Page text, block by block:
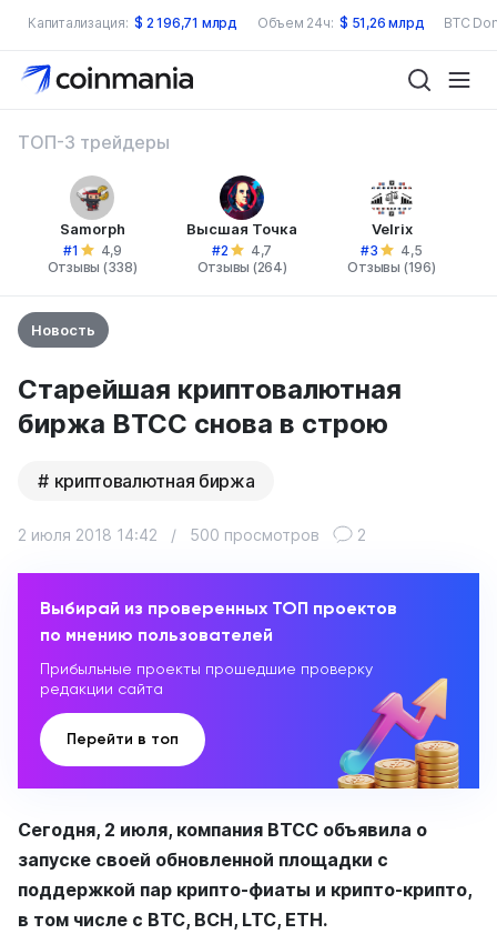
Капитализация: $ 2 196,71 млрд Объем 24ч: $ 51,26 млрд BTC
ТОП-3 трейдеры
Samorph
#1
4,9
Отзывы (338)
Высшая Точка
#2
4,7
Отзывы (264)
Velrix
#3
4,5
Отзывы (196)
Новость
Старейшая криптовалютная
биржа BTCC снова в строю
криптовалютная биржа
2 июля 2018 14:42 / 500 просмотров 2
Выбирай из проверенных ТОП проектов
по мнению пользователей
Прибыльные проекты прошедшие проверку
редакции сайта
Перейти в топ
Сегодня, 2 июля, компания ВТСС объявила о
запуске своей обновленной площадки с
поддержкой пар крипто-фиаты и крипто-крипто,
в том числе с ВТС, ВСН, LTC, ETH.